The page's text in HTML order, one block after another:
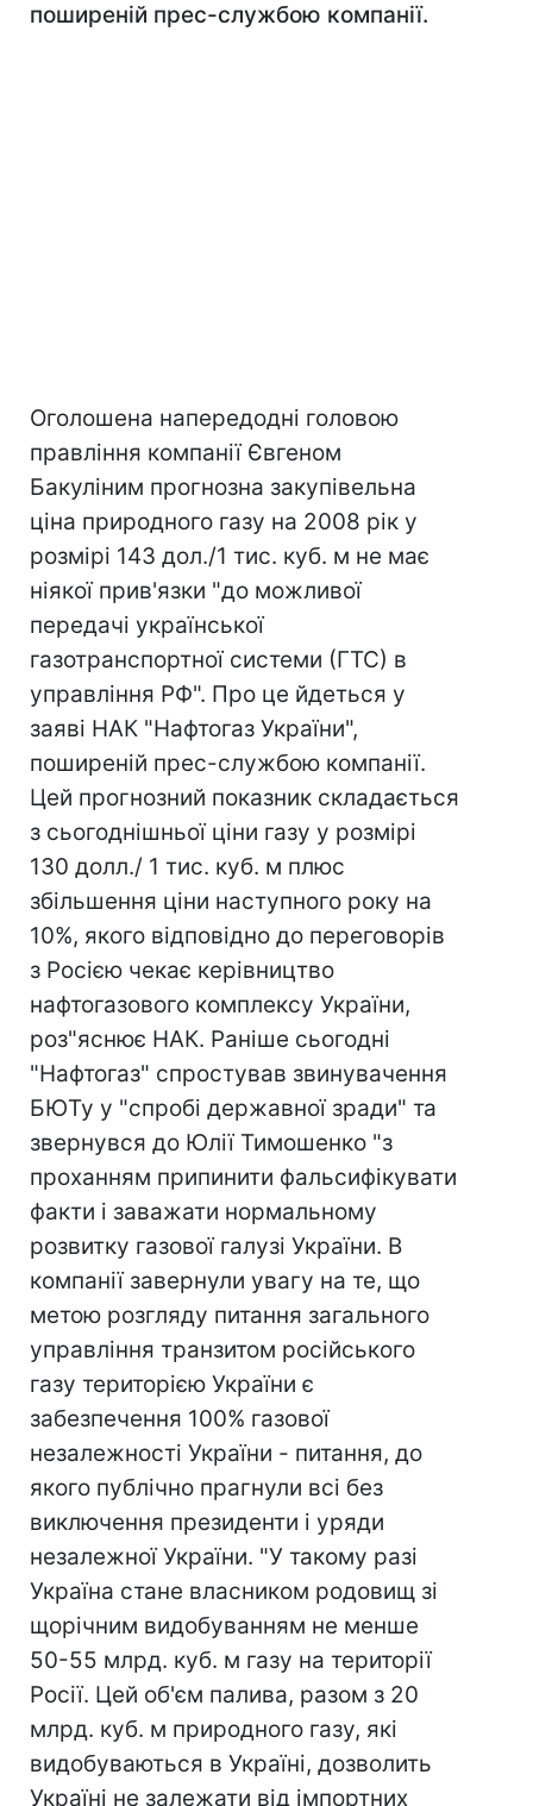
поширеній прес-службою компанії.
Оголошена напередодні головою
правління компанії Євгеном
Бакуліним прогнозна закупівельна
ціна природного газу на 2008 рік у
розмірі 143 дол./1 тис. куб. м не має
ніякої прив'язки "до можливої
передачі української
газотранспортної системи (ГТС) в
управління РФ". Про це йдеться у
заяві НАК "Нафтогаз України",
поширеній прес-службою компанії.
Цей прогнозний показник складається
з сьогоднішньої ціни газу у розмірі
130 долл./ 1 тис. куб. м плюс
збільшення ціни наступного року на
10%, якого відповідно до переговорів
з Росією чекає керівництво
нафтогазового комплексу України,
роз"яснює НАК. Раніше сьогодні
"Нафтогаз" спростував звинувачення
БЮТу у "спробі державної зради" та
звернувся до Юлії Тимошенко "з
проханням припинити фальсифікувати
факти і заважати нормальному
розвитку газової галузі України. В
компанії завернули увагу на те, що
метою розгляду питання загального
управління транзитом російського
газу територією України є
забезпечення 100% газової
незалежності України - питання, до
якого публічно прагнули всі без
виключення президенти і уряди
незалежної України. "У такому разі
Україна стане власником родовищ зі
щорічним видобуванням не менше
50-55 млрд. куб. м газу на території
Росії. Цей об'єм палива, разом з 20
млрд. куб. м природного газу, які
видобуваються в Україні, дозволить
Україні не залежати від імпортних